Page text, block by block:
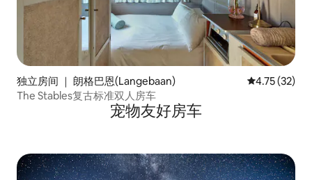
独立房间 ｜ 朗格巴恩(Langebaan) 平均评分
4.75 (32)
The Stables复古标准双人房车
宠物友好房车